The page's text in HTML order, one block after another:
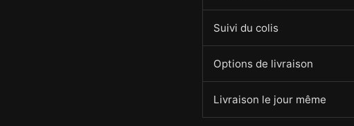
Suivi du colis
Options de livraison
Livraison le jour même